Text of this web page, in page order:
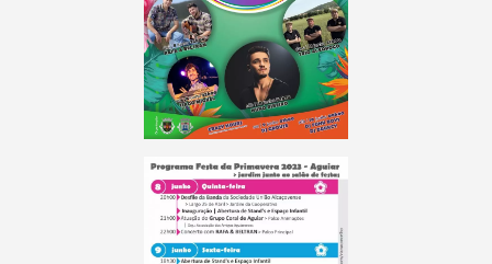
Termo de Pesquisa